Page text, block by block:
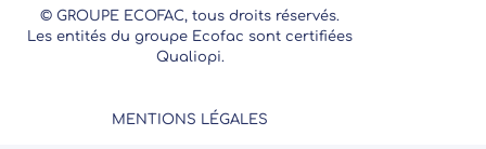
© GROUPE ECOFAC, tous droits réservés.
Les entités du groupe Ecofac sont certifiées
Qualiopi.
MENTIONS LÉGALES